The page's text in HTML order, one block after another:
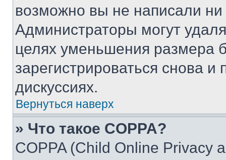
возможно вы не написали
Администраторы могут
целях уменьшения размера
зарегистрироваться снова и
дискуссиях.
Вернуться наверх
» Что такое COPPA?
COPPA (Child Online Privacy